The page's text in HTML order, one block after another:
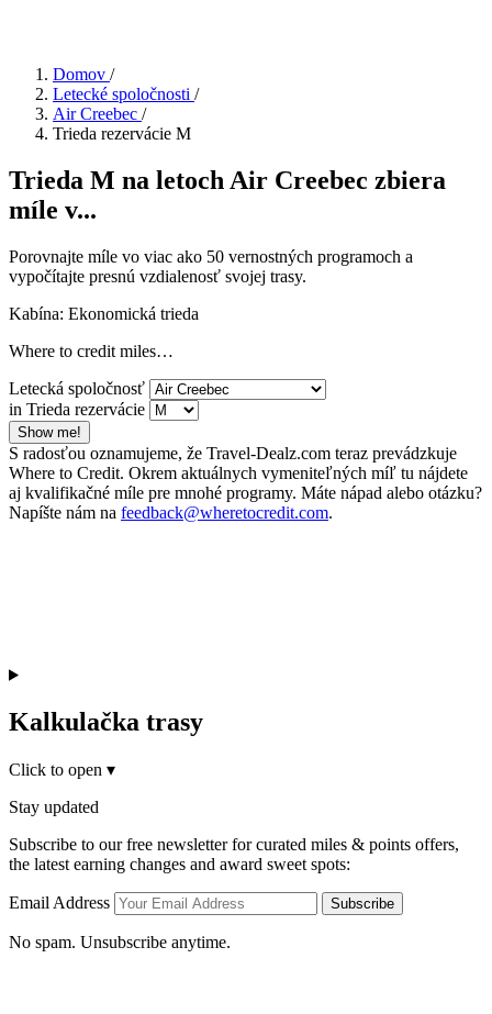
Domov /
Letecké spoločnosti /
Air Creebec /
Trieda rezervácie M
Trieda M na letoch Air Creebec zbiera
míle v...
Porovnajte míle vo viac ako 50 vernostných programoch a
vypočítajte presnú vzdialenosť svojej trasy.
Kabína: Ekonomická trieda
Where to credit miles…
Letecká spoločnosť
in Trieda rezervácie
Show me!
S radosťou oznamujeme, že Travel-Dealz.com teraz prevádzkuje
Where to Credit. Okrem aktuálnych vymeniteľných míľ tu nájdete
aj kvalifikačné míle pre mnohé programy. Máte nápad alebo otázku?
Napíšte nám na feedback@wheretocredit.com.
Kalkulačka trasy
Click to open ▾
Stay updated
Subscribe to our free newsletter for curated miles & points offers,
the latest earning changes and award sweet spots:
Email Address Subscribe
No spam. Unsubscribe anytime.